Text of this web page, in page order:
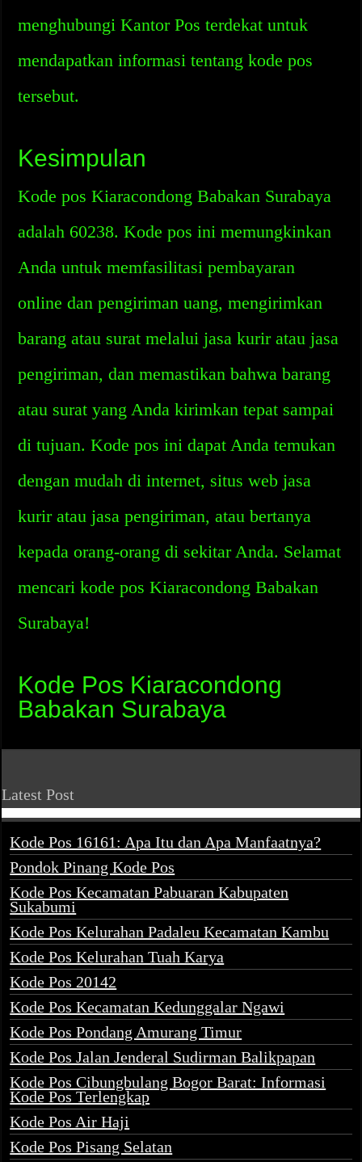
menghubungi Kantor Pos terdekat untuk
mendapatkan informasi tentang kode pos
tersebut.
Kesimpulan
Kode pos Kiaracondong Babakan Surabaya
adalah 60238. Kode pos ini memungkinkan
Anda untuk memfasilitasi pembayaran
online dan pengiriman uang, mengirimkan
barang atau surat melalui jasa kurir atau jasa
pengiriman, dan memastikan bahwa barang
atau surat yang Anda kirimkan tepat sampai
di tujuan. Kode pos ini dapat Anda temukan
dengan mudah di internet, situs web jasa
kurir atau jasa pengiriman, atau bertanya
kepada orang-orang di sekitar Anda. Selamat
mencari kode pos Kiaracondong Babakan
Surabaya!
Kode Pos Kiaracondong
Babakan Surabaya
Latest Post
Kode Pos 16161: Apa Itu dan Apa Manfaatnya?
Pondok Pinang Kode Pos
Kode Pos Kecamatan Pabuaran Kabupaten
Sukabumi
Kode Pos Kelurahan Padaleu Kecamatan Kambu
Kode Pos Kelurahan Tuah Karya
Kode Pos 20142
Kode Pos Kecamatan Kedunggalar Ngawi
Kode Pos Pondang Amurang Timur
Kode Pos Jalan Jenderal Sudirman Balikpapan
Kode Pos Cibungbulang Bogor Barat: Informasi
Kode Pos Terlengkap
Kode Pos Air Haji
Kode Pos Pisang Selatan